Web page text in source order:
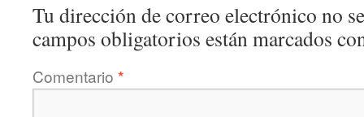
Tu dirección de correo electrónico no
campos obligatorios están marcados
Comentario *